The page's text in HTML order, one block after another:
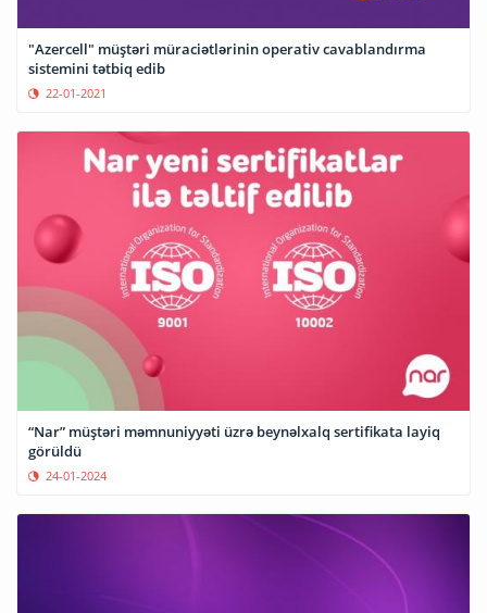
"Azercell" müştəri müraciətlərinin operativ cavablandırma
sistemini tətbiq edib
22-01-2021
“Nar” müştəri məmnuniyyəti üzrə beynəlxalq sertifikata layiq
görüldü
24-01-2024